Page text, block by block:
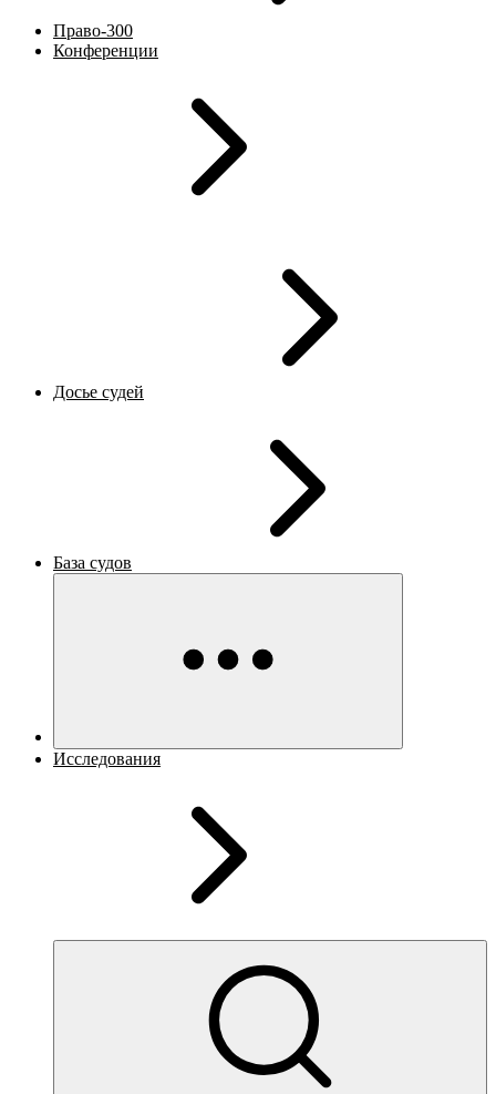
Право-300
Конференции
Досье судей
База судов
Исследования